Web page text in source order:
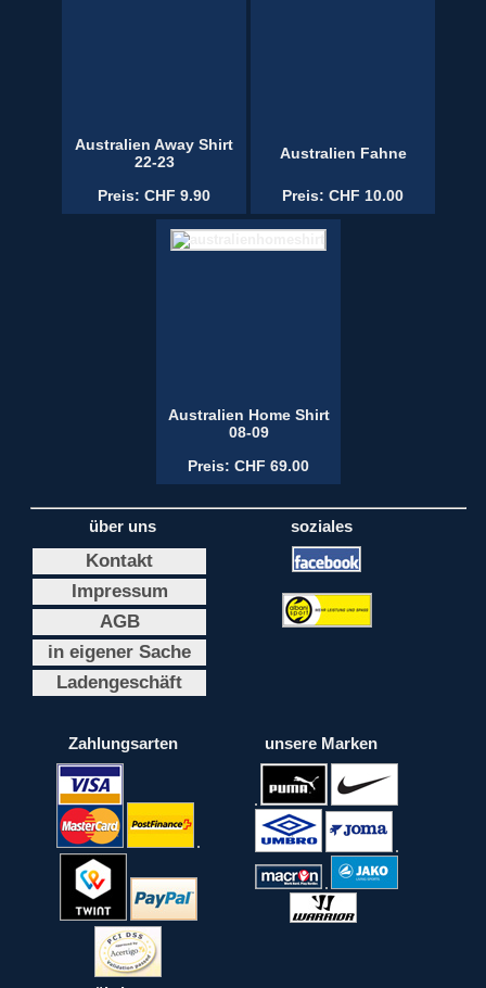
Australien Away Shirt
22-23
Preis: CHF 9.90
Australien Fahne
Preis: CHF 10.00
Australien Home Shirt
08-09
Preis: CHF 69.00
über uns
Kontakt
Impressum
AGB
in eigener Sache
Ladengeschäft
soziales
Zahlungsarten unsere Marken